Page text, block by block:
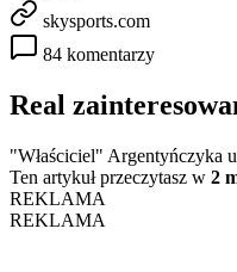
skysports.com
84 komentarzy
Real
"Właściciel" Argentyńczyka
Ten artykuł przeczytasz w 2
REKLAMA
REKLAMA